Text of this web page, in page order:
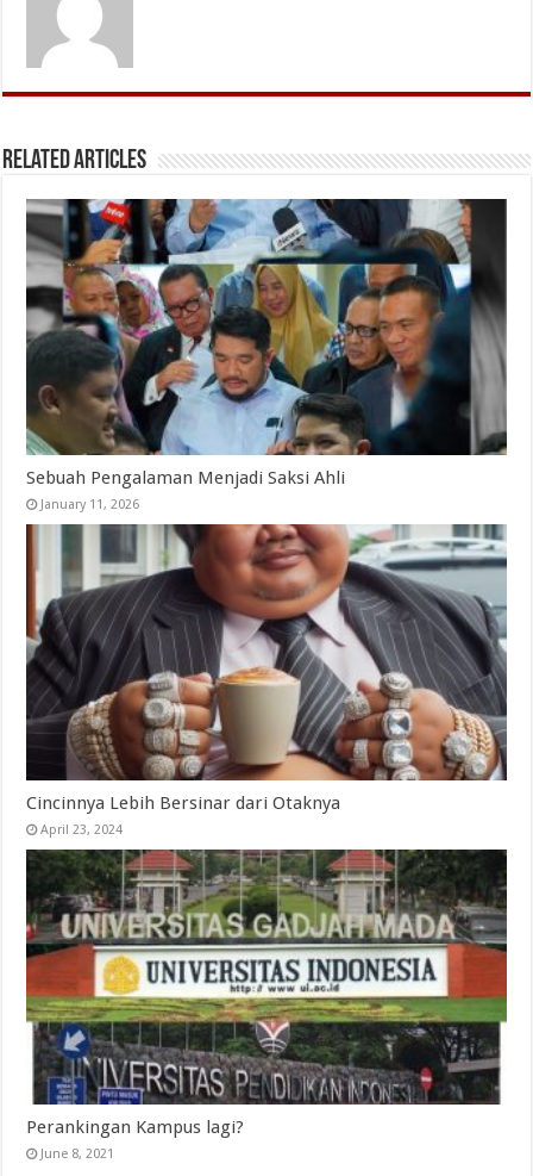
Related Articles
Sebuah Pengalaman Menjadi Saksi Ahli
January 11, 2026
Cincinnya Lebih Bersinar dari Otaknya
April 23, 2024
Perankingan Kampus lagi?
June 8, 2021